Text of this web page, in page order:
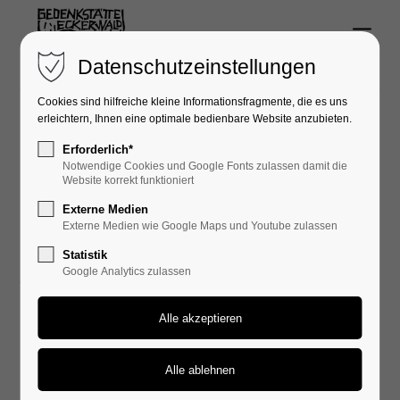
Login
Passwort
Anmelden
Lost your password?
Menu
Möchten Sie uns unterstützen?
Mitglied werden:
Schicken Sie die Beitrittserklärung und die
Einwilligung in die Datenerhebung unterschrieben an
den Vorstand.
Der Einzelbeitrag beträgt 25,- €, bei Familien 35,- €,
Datenschutzeinstellungen
Cookies sind hilfreiche kleine Informationsfragmente, die es uns
erleichtern, Ihnen eine optimale bedienbare Website anzubieten.
Erforderlich*
Notwendige Cookies und Google Fonts zulassen damit die
Website korrekt funktioniert
Externe Medien
Externe Medien wie Google Maps und Youtube zulassen
Statistik
Google Analytics zulassen